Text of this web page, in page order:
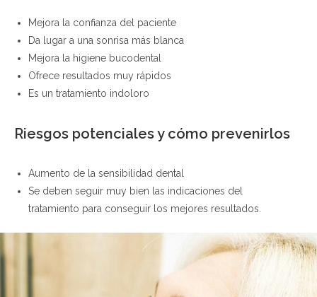
Mejora la confianza del paciente
Da lugar a una sonrisa más blanca
Mejora la higiene bucodental
Ofrece resultados muy rápidos
Es un tratamiento indoloro
Riesgos potenciales y cómo prevenirlos
Aumento de la sensibilidad dental
Se deben seguir muy bien las indicaciones del
tratamiento para conseguir los mejores resultados.